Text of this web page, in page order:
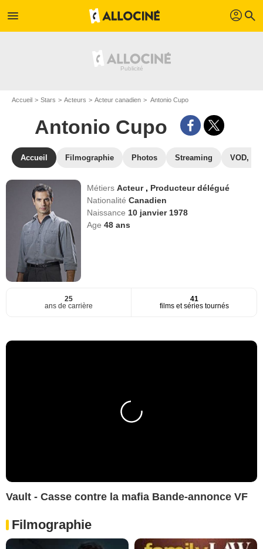
menu profil search
Accueil Stars Acteurs Acteur canadien Antonio Cupo
Antonio Cupo
Accueil Filmographie Photos Streaming VOD,
MétiersActeur , Producteur délégué
NationalitéCanadien
Naissance 10 janvier 1978
Age48 ans
25
ans de carrière
41
films et séries tournés
Vault - Casse contre la mafia Bande-annonce VF
Filmographie